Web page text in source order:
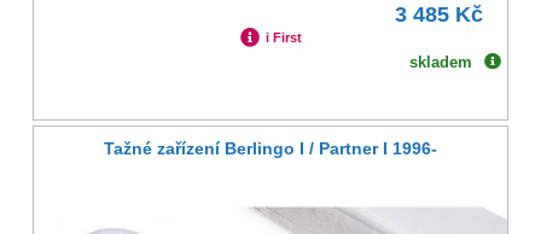
3 485 Kč
i First
skladem
Tažné zařízení Berlingo I / Partner I 1996-